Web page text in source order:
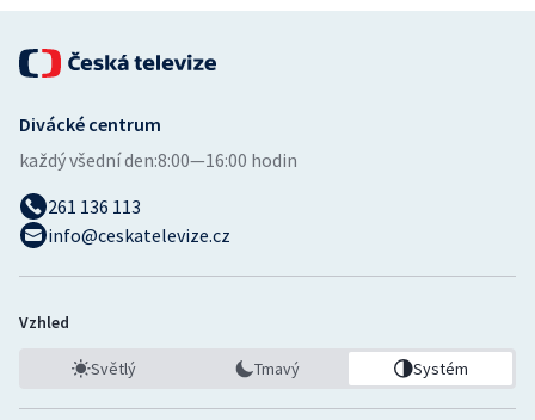
Divácké centrum
každý všední den:8:00—16:00 hodin
261 136 113
info@ceskatelevize.cz
Vzhled
Světlý Tmavý Systém